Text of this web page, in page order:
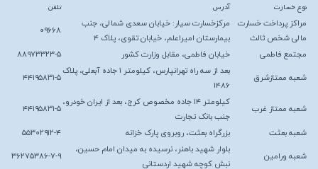
نوع خسارت آدرس تلفن
مراکز پرداخت خسارت
مالی شخص ثالث
مرکزخسارت سیار: خیابان سعدی شمالی، جنب
بیمارستان امیراعلم، خیابان تقوی، پلاک ۴
۰۹۶۶۸
مجتمع فاطمی خیابان فاطمی، مقابل وزارت کشور ۸۸۹۷۳۳۲۳-۵
شعبه ممتازشرق
بعد از سه راه تهرانپارس، کیلومتر ۱ جاده آبعلی، پلاک
۱۴۸۶
۴۴۱۹۵۸۳۱-۵
شعبه ممتاز غرب
کیلومتر ۱۴ جاده مخصوص کرج، بعد از ایران خودرو،
جنب بانک تجارت
۴۴۱۹۵۸۳۱-۵
شعبه بعثت بزرگراه بعثت، روبروی پارک خزانه ۵۵۳۰۲۹۱۲-۴
شعبه ورامین
بلوار شهید باهنر، نرسیده به میدان امام حسین،
نبش کوچه شهید اردستانی
۳۶۲۷۵۳۸۶-۷-۹